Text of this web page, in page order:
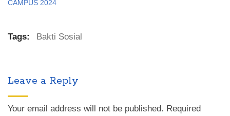
CAMPUS 2024
Tags: Bakti Sosial
Leave a Reply
Your email address will not be published. Required